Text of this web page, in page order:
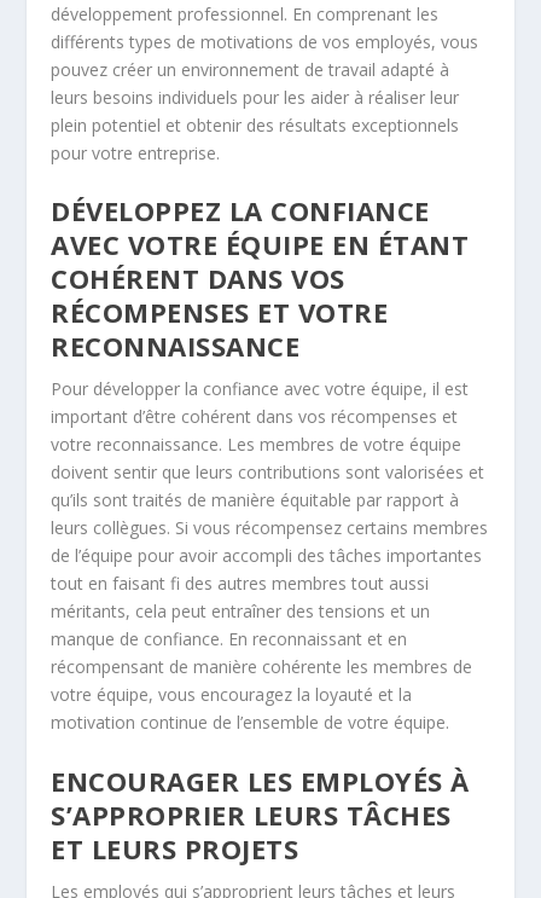
développement professionnel. En comprenant les
différents types de motivations de vos employés, vous
pouvez créer un environnement de travail adapté à
leurs besoins individuels pour les aider à réaliser leur
plein potentiel et obtenir des résultats exceptionnels
pour votre entreprise.
DÉVELOPPEZ LA CONFIANCE
AVEC VOTRE ÉQUIPE EN ÉTANT
COHÉRENT DANS VOS
RÉCOMPENSES ET VOTRE
RECONNAISSANCE
Pour développer la confiance avec votre équipe, il est
important d’être cohérent dans vos récompenses et
votre reconnaissance. Les membres de votre équipe
doivent sentir que leurs contributions sont valorisées et
qu’ils sont traités de manière équitable par rapport à
leurs collègues. Si vous récompensez certains membres
de l’équipe pour avoir accompli des tâches importantes
tout en faisant fi des autres membres tout aussi
méritants, cela peut entraîner des tensions et un
manque de confiance. En reconnaissant et en
récompensant de manière cohérente les membres de
votre équipe, vous encouragez la loyauté et la
motivation continue de l’ensemble de votre équipe.
ENCOURAGER LES EMPLOYÉS À
S’APPROPRIER LEURS TÂCHES
ET LEURS PROJETS
Les employés qui s’approprient leurs tâches et leurs